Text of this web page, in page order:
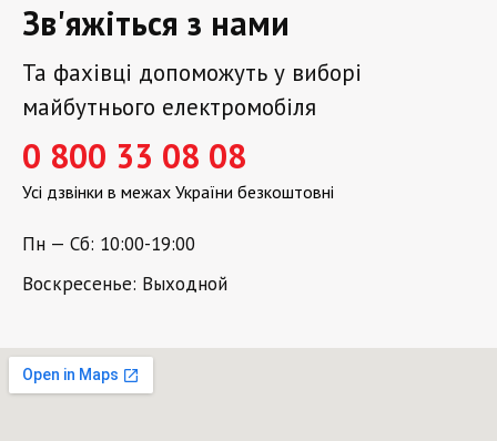
Зв'яжіться з нами
Та фахівці допоможуть у виборі
майбутнього електромобіля
0 800 33 08 08
Усі дзвінки в межах України безкоштовні
Пн — Сб: 10:00-19:00
Воскресенье: Выходной